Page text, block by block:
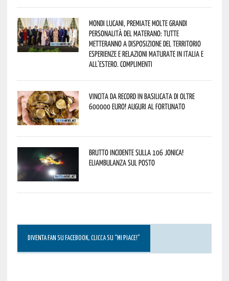
Mondi lucani, premiate molte grandi
personalità del materano: tutte
metteranno a disposizione del territorio
esperienze e relazioni maturate in Italia e
all’estero. Complimenti
Vincita da record in Basilicata di oltre
600000 euro! Auguri al fortunato
Brutto incidente sulla 106 Jonica!
Eliambulanza sul posto
DIVENTA FAN SU FACEBOOK, CLICCA SU “MI PIACE!”